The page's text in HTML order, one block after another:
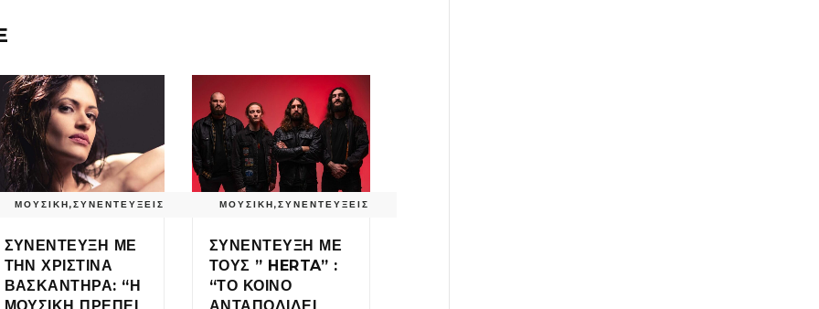
ΜΟΥΣΙΚΗ,ΣΥΝΕΝΤΕΥΞΕΙΣ
ΣΥΝΕΝΤΕΥΞΗ ΜΕ
ΤΗΝ ΧΡΙΣΤΙΝΑ
ΒΑΣΚΑΝΤΗΡΑ: “Η
ΜΟΥΣΙΚΗ,ΣΥΝΕΝΤΕΥΞΕΙΣ
ΣΥΝΕΝΤΕΥΞΗ ΜΕ
ΤΟΥΣ ” HERTA” :
“ΤΟ ΚΟΙΝΟ